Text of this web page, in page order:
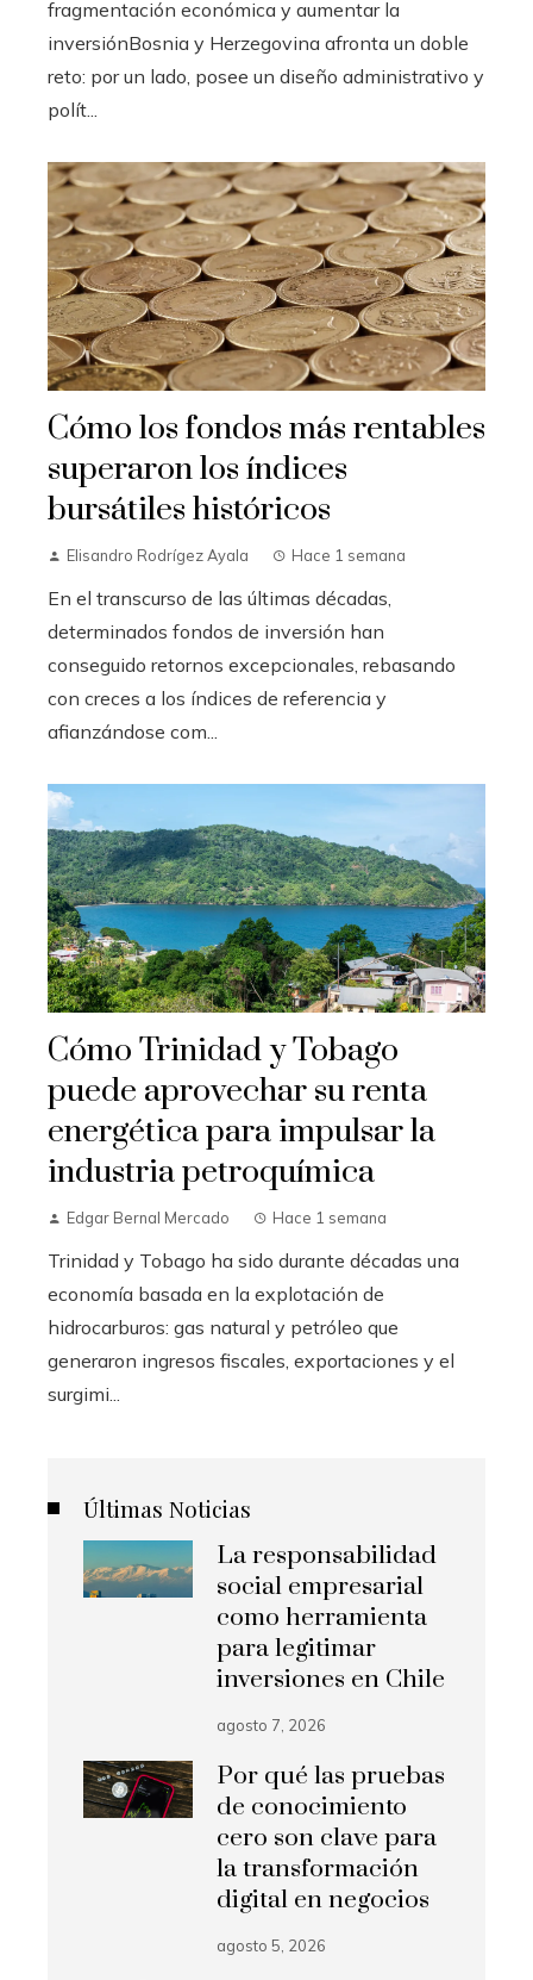
fragmentación económica y aumentar la
inversiónBosnia y Herzegovina afronta un doble
reto: por un lado, posee un diseño administrativo y
polít...
Cómo los fondos más rentables
superaron los índices
bursátiles históricos
Elisandro Rodrígez Ayala Hace 1 semana
En el transcurso de las últimas décadas,
determinados fondos de inversión han
conseguido retornos excepcionales, rebasando
con creces a los índices de referencia y
afianzándose com...
Cómo Trinidad y Tobago
puede aprovechar su renta
energética para impulsar la
industria petroquímica
Edgar Bernal Mercado Hace 1 semana
Trinidad y Tobago ha sido durante décadas una
economía basada en la explotación de
hidrocarburos: gas natural y petróleo que
generaron ingresos fiscales, exportaciones y el
surgimi...
Últimas Noticias
La responsabilidad
social empresarial
como herramienta
para legitimar
inversiones en Chile
agosto 7, 2026
Por qué las pruebas
de conocimiento
cero son clave para
la transformación
digital en negocios
agosto 5, 2026